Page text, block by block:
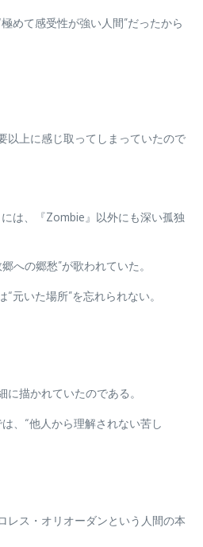
めて感受性が強い人間”だったから
以上に感じ取ってしまっていたので
は、『Zombie』以外にも深い孤独
への郷愁”が歌われていた。
元いた場所”を忘れられない。
描かれていたのである。
、“他人から理解されない苦し
レス・オリオーダンという人間の本